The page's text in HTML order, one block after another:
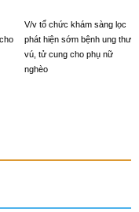
V/v tổ chức khám sàng lọc
phát hiện sớm bệnh ung thư
vú, tử cung cho phụ nữ
nghèo